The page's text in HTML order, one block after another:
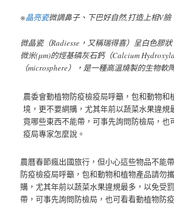
※晶亮瓷微調鼻子、下巴好自然,打造上相V臉
微晶瓷（Radiesse，又稱瑞得喜）呈白色膠
微米(μm)的烴基磷灰石鈣（Calcium
（microsphere），是一種高溫燒製的生物軟
農委會動植物防疫檢疫局呼籲，包和動物和
境，更不要網購，尤其年前以蔬菜水果違規
竟哪些東西不能帶，可事先詢問防檢局，也
疫局專家怎麼說。
農曆春節瘋出國旅行，但小心這些物品不能
防疫檢疫局呼籲，包和動物和植物產品請勿
購，尤其年前以蔬菜水果違規最多，以免受
帶，可事先詢問防檢局，也可看看動植物防